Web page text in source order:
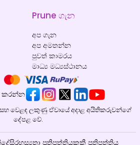
Prune ගැන
අප ගැන
අප අමතන්න
පුවත් කාමරය
මාධ්‍ය මධ්‍යස්ථානය
කරන්න
සහ වෙළඳ ලකුණු ඒවායේ අදාළ අයිතිකරුවන්ගේ
දේපළ වේ.
රහස්‍යතා ප්‍රතිපත්තියකුකී ප්‍රතිපත්තිය